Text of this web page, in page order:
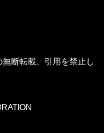
断転載、引用を禁止し